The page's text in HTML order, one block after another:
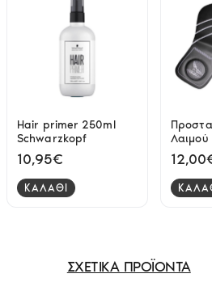
Hair primer 250ml
Schwarzkopf
10,95€
ΚΑΛΑΘΙ
Λαιμού
ΣΧΕΤΙΚΑ ΠΡΟΪΟΝΤΑ